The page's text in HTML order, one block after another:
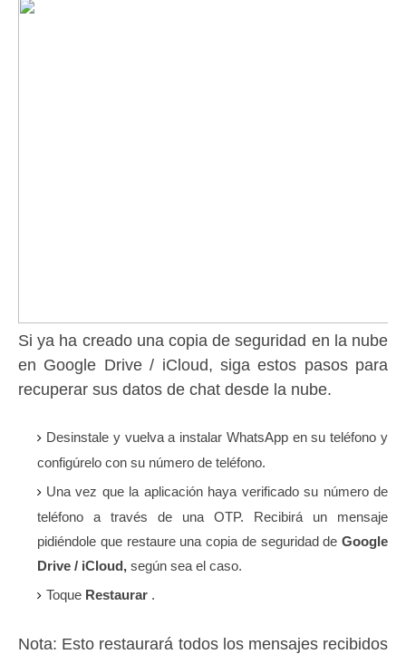
Si ya ha creado una copia de seguridad en la nube
en Google Drive / iCloud, siga estos pasos para
recuperar sus datos de chat desde la nube.
Desinstale y vuelva a instalar WhatsApp en su teléfono y
configúrelo con su número de teléfono.
Una vez que la aplicación haya verificado su número de
teléfono a través de una OTP. Recibirá un mensaje
pidiéndole que restaure una copia de seguridad de Google
Drive / iCloud, según sea el caso.
Toque Restaurar .
Nota: Esto restaurará todos los mensajes recibidos